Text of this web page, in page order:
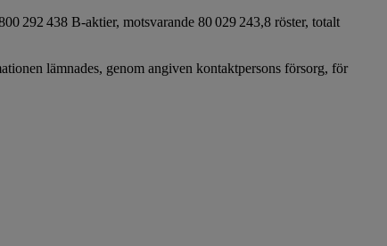
292 438 B-aktier, motsvarande 80 029 243,8 röster, totalt
lämnades, genom angiven kontaktpersons försorg, för